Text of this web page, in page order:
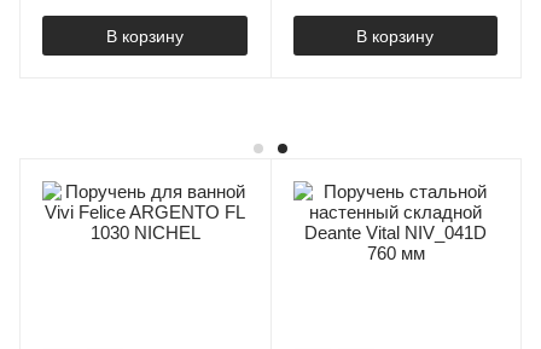
В корзину В корзину